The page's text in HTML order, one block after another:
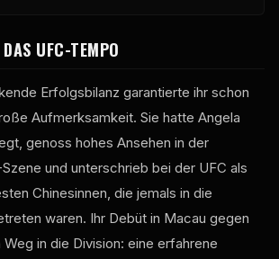
UFC-TEMPO
Erfolgsbilanz garantierte ihr schon
Aufmerksamkeit. Sie hatte Angela
genoss hohes Ansehen in der
und unterschrieb bei der UFC als
Chinesinnen, die jemals in die
waren. Ihr Debüt in Macau gegen
in die Division: eine erfahrene